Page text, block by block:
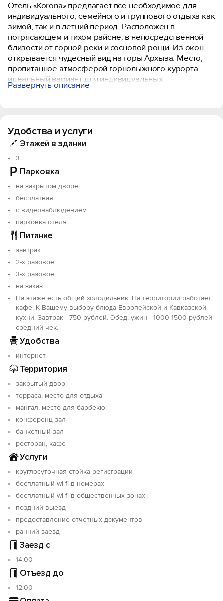
Отель «Korona» предлагает всё необходимое для
индивидуального, семейного и группового отдыха как
зимой, так и в летний период. Расположен в
потрясающем и тихом районе: в непосредственной
близости от горной реки и сосновой рощи. Из окон
открывается чудесный вид на горы Архыза. Место,
пропитанное атмосферой горнолыжного курорта -
идеальный вариант для индивидуальных
путешественников, семейных пар и небольших
км или 8 минут.
отличного отдыха в горах:
- чистые и комфортные номера для 2-х, 3-х и 4-х
местного проживания;
- большая бесплатная крытая парковка на
- вкусная кухня в кафе при отеле;
- мангальная зона для барбекю и шашлыков;
- вместительная беседка и помещение для
проведения корпоративных и семейных
мероприятий;
- сушильная комната и лыжехранилище.
Развернуть описание
Удобства и услуги
Этажей в здании
3
Парковка
на закрытом дворе
бесплатная
с видеонаблюдением
парковка отеля
Питание
завтрак
2-х разовое
3-х разовое
на заказ
На этаже есть общий холодильник. На территории работает
кафе. К Вашему выбору блюда Европейской и Кавказской
кухни. Завтрак - 750 рублей. Обед, ужин - 1000-1500 рублей
средний чек.
Удобства
интернет
Территория
закрытый двор
терраса, место для отдыха
мангал, место для барбекю
конференц-зал
банкетный зал
ресторан, кафе
Услуги
круглосуточная стойка регистрации
бесплатный wi-fi в номерах
бесплатный wi-fi в общественных зонах
поздний выезд
предоставление отчетных документов
ранний заезд
Заезд с
14:00
Отъезд до
12:00